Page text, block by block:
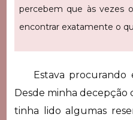
percebem que às vezes
encontrar exatamente o
Estava procurando
Desde minha decepção
tinha lido algumas